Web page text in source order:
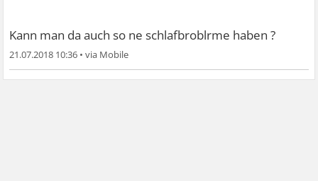
Kann man da auch so ne schlafbroblrme haben ?
21.07.2018 10:36 •